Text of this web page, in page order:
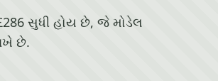
સુધી હોય છે, જે મોડેલ
છે.